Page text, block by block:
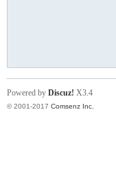
Powered by Discuz! X3.4
© 2001-2017 Comsenz Inc.